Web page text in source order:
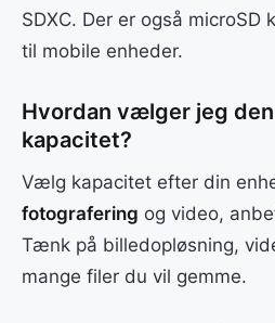
SDXC. Der er også microSD
til mobile enheder.
Hvordan vælger jeg
kapacitet?
Vælg kapacitet efter din
fotografering og video,
Tænk på billedopløsning,
mange filer du vil gemme.